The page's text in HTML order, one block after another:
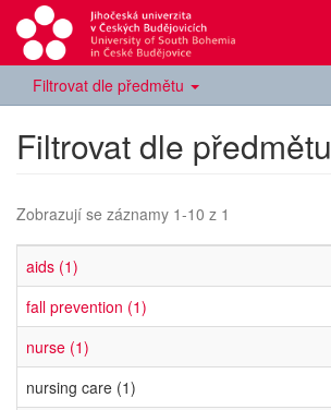
Filtrovat dle předmětu
Filtrovat dle předmětu
Zobrazují se záznamy 1-10 z 1
aids (1)
fall prevention (1)
nurse (1)
nursing care (1)